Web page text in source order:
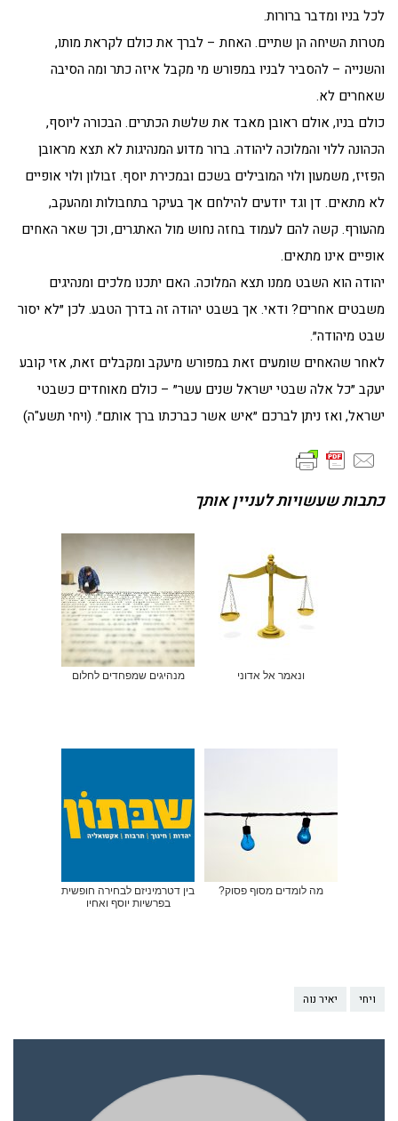
לכל בניו ומדבר ברורות.
מטרות השיחה הן שתיים. האחת – לברך את כולם לקראת מותו,
והשנייה – להסביר לבניו במפורש מי מקבל איזה כתר ומה הסיבה
שאחרים לא.
כולם בניו, אולם ראובן מאבד את שלשת הכתרים. הבכורה ליוסף,
הכהונה ללוי והמלוכה ליהודה. ברור מדוע המנהיגות לא תצא מראובן
הפזיז, משמעון ולוי המובילים בשכם ובמכירת יוסף. זבולון ולוי אופיים
לא מתאים. דן וגד יודעים להילחם אך בעיקר בתחבולות ומהעקב,
מהעורף. קשה להם לעמוד בחזה נחוש מול האתגרים, וכך שאר האחים
אופיים אינו מתאים.
יהודה הוא השבט ממנו תצא המלוכה. האם יתכנו מלכים ומנהיגים
משבטים אחרים? ודאי. אך בשבט יהודה זה בדרך הטבע. לכן ״לא יסור
שבט מיהודה״.
לאחר שהאחים שומעים זאת במפורש מיעקב ומקבלים זאת, אזי קובע
יעקב ״כל אלה שבטי ישראל שנים עשר״ – כולם מאוחדים כשבטי
ישראל, ואז ניתן לברכם ״איש אשר כברכתו ברך אותם״. (ויחי תשע"ה)
כתבות שעשויות לעניין אותך
ונאמר אל אדוני מנהיגים שמפחדים לחלום
מה לומדים מסוף פסוק?
בין דטרמיניזם לבחירה חופשית
בפרשיות יוסף ואחיו
ויחי יאיר נוה